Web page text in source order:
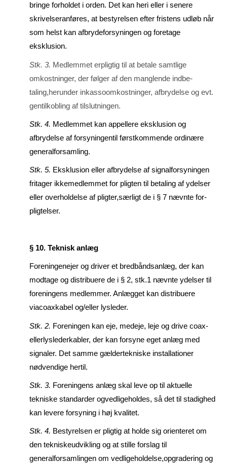
bringe forhol­det i orden. Det kan heri eller i senere
skrivel­seranføres, at bestyrelsen efter fristens udløb når
som helst kan afbrydeforsyningen og foreta­ge
eksklusion.
Stk. 3. Medlemmet erpligtig til at betale samtlige
omkostninger, der følger af den manglende indbe­
taling,herunder inkassoomkostninger, afbrydelse og evt.
gentilkobling af tilslut­ningen.
Stk. 4. Medlemmet kan appellere eksklusion og
afbrydelse af forsyningentil først­kommende ordinæ­re
generalforsamling.
Stk. 5. Eksklusion eller afbrydelse af signalforsyningen
fritager ikkemedlemmet for pligten til beta­ling af ydelser
eller overholdelse af pligter,særligt de i § 7 nævnte for­
pligtelser.
§ 10. Teknisk anlæg
Foreningenejer og driver et bredbåndsanlæg, der kan
modtage og distribuere de i § 2, stk.1 nævn­te ydelser til
foreningens medlemmer. Anlægget kan distribuere
viacoaxkabel og/eller lysleder.
Stk. 2. Foreningen kan eje, medeje, leje og drive coax-
ellerlyslederkabler, der kan forsyne eget an­læg med
signaler. Det samme gældertekniske installationer
nødven­dige hertil.
Stk. 3. Foreningens anlæg skal leve op til aktuelle
tekniske standarder ogved­li­ge­hol­des, så det til stadighed
kan levere forsyning i høj kvalitet.
Stk. 4. Bestyrelsen er pligtig at holde sig orienteret om
den tekniskeudvikling og at stille forslag til
generalforsamlingen om vedligeholdelse,opgradering og